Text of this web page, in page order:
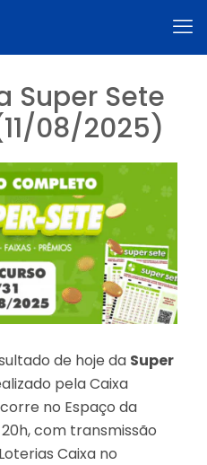
Super Sete
08/2025)
de hoje da Super
pela Caixa
no Espaço da
com transmissão
Caixa no